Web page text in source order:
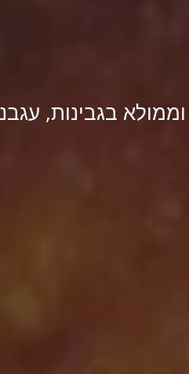
בגבינות,